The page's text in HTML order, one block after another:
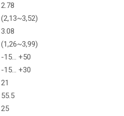
2.78
(2,13~3,52)
3.08
(1,26~3,99)
-15... +50
-15... +30
21
55.5
25